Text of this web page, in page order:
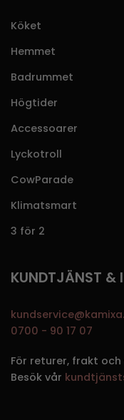
Köket
Hemmet
Badrummet
Högtider
Accessoarer
Lyckotroll
CowParade
Klimatsmart
3 för 2
KUNDTJÄNST &
0700 - 90 17 07
För returer, frakt
Besök vår